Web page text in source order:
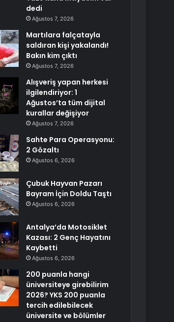
dedi
Ağustos 7, 2026
Martılara falçatayla
saldıran kişi yakalandı!
Bakın kim çıktı
Ağustos 7, 2026
Alışveriş yapan herkesi
ilgilendiriyor: 1
Ağustos’ta tüm dijital
kurallar değişiyor
Ağustos 7, 2026
Sahte Para Operasyonu:
2 Gözaltı
Ağustos 6, 2026
Çubuk Hayvan Pazarı
Bayram İçin Doldu Taştı
Ağustos 6, 2026
Antalya’da Motosiklet
Kazası: 2 Genç Hayatını
Kaybetti
Ağustos 6, 2026
200 puanla hangi
üniversiteye girebilirim
2026? YKS 200 puanla
tercih edilebilecek
üniversite ve bölümler